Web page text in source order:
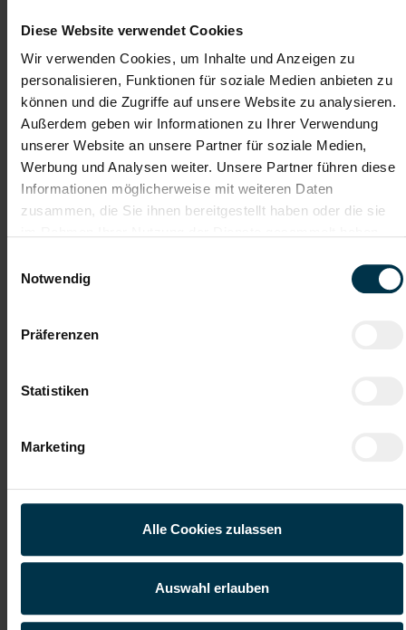
Diese Website verwendet Cookies
Wir verwenden Cookies, um Inhalte und Anzeigen zu
personalisieren, Funktionen für soziale Medien anbieten zu
können und die Zugriffe auf unsere Website zu analysieren.
Außerdem geben wir Informationen zu Ihrer Verwendung
unserer Website an unsere Partner für soziale Medien,
Werbung und Analysen weiter. Unsere Partner führen diese
Informationen möglicherweise mit weiteren Daten
zusammen, die Sie ihnen bereitgestellt haben oder die sie
Notwendig
Präferenzen
Statistiken
Marketing
Alle Cookies zulassen
Auswahl erlauben
Mitarbeiter Schmelzmetallurgie
(m/w/d)
Linz, Oberösterreich
ab EUR 18,83
Vollzeit
ab sofort
Kennenlernen und Mitwirken im gesamten
Instandhaltungsarbeiten
Schrittweises Einarbeiten in den Stahlherstellungsprozess auf
Kranfahren (kabinengesteuert) im Stahlwerk